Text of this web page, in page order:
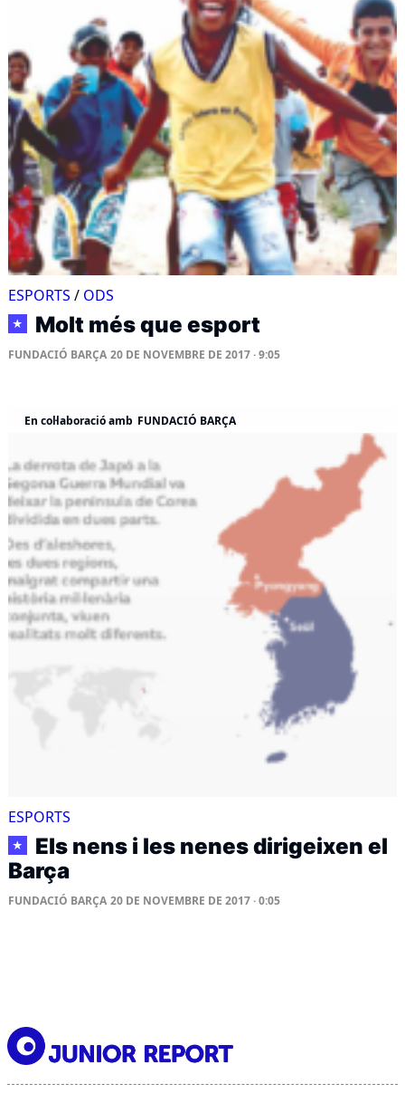
ESPORTS / ODS
★ Molt més que esport
FUNDACIÓ BARÇA 20 DE NOVEMBRE DE 2017 · 9:05
En col·laboració amb FUNDACIÓ BARÇA
ESPORTS
★
Els nens i les nenes dirigeixen el
Barça
FUNDACIÓ BARÇA 20 DE NOVEMBRE DE 2017 · 0:05